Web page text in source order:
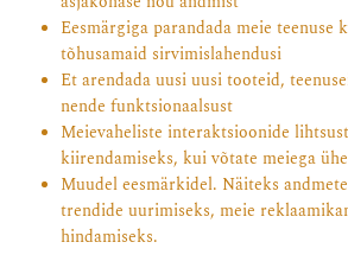
Eesmärgiga parandada meie teenuse
tõhusamaid sirvimislahendusi
Et arendada uusi uusi tooteid,
nende funktsionaalsust
Meievaheliste interaktsioonide
kiirendamiseks, kui võtate meiega
Muudel eesmärkidel. Näiteks
trendide uurimiseks, meie
hindamiseks.